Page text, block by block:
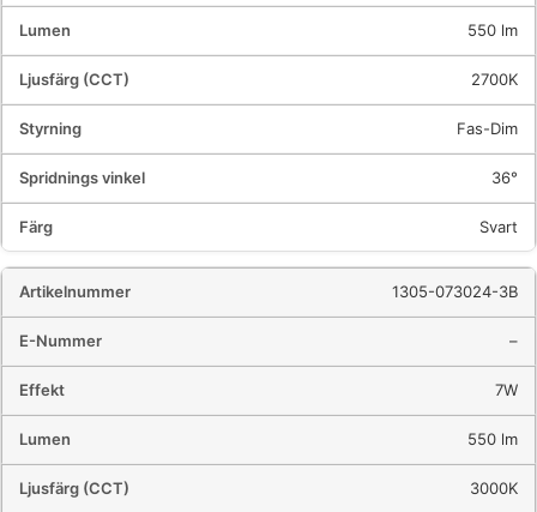
550 lm
2700K
Fas-Dim
36°
Svart
1305-073024-3B
–
7W
550 lm
3000K